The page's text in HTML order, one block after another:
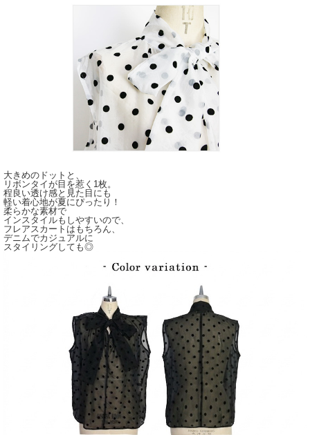
大きめのドットと、
リボンタイが目を惹く1枚。
程良い透け感と見た目にも
軽い着心地が夏にぴったり！
柔らかな素材で
インスタイルもしやすいので、
フレアスカートはもちろん、
デニムでカジュアルに
スタイリングしても◎